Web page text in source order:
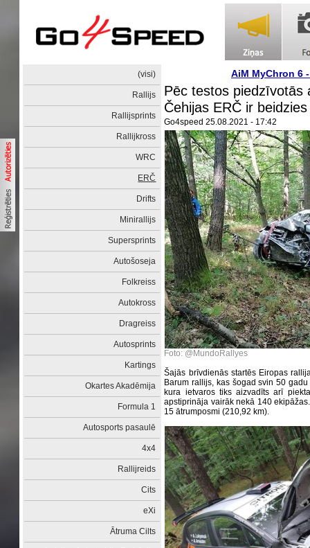
(visi)
Rallijs
Rallijsprints
Rallijkross
WRC
ERČ
Drifts
Minirallijs
Supersprints
Autošoseja
Folkreiss
Autokross
Dragreiss
Autosprints
Kartings
Okartes Akadēmija
Formula 1
Autosports pasaulē
4x4
Rallijreids
Cits
eXi
Ātruma Cilts
AiM MyChron 6
Pēc testos piedzīvotās
Čehijas ERČ ir beidzies
Go4speed 25.08.2021 - 17:42
Foto: @MundoRallyes
Šajās brīvdienās startēs Eiropas
Barum rallijs, kas šogad svin 50
kura ietvaros tiks aizvadīts arī
apstiprināja vairāk nekā 140
15 ātrumposmi (210,92 km).